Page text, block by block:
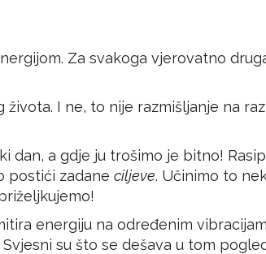
Za svakoga vjerovatno
I ne, to nije razmišljanje na
dan, a gdje ju trošimo je bitno!
postići zadane ciljeve. Učinimo to
energiju na određenim
su što se dešava u tom